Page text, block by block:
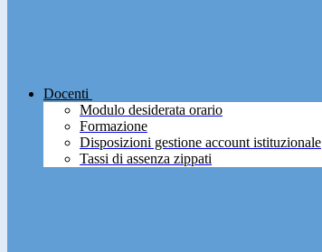
Docenti
Modulo desiderata orario
Formazione
Disposizioni gestione account istituzionale
Tassi di assenza zippati